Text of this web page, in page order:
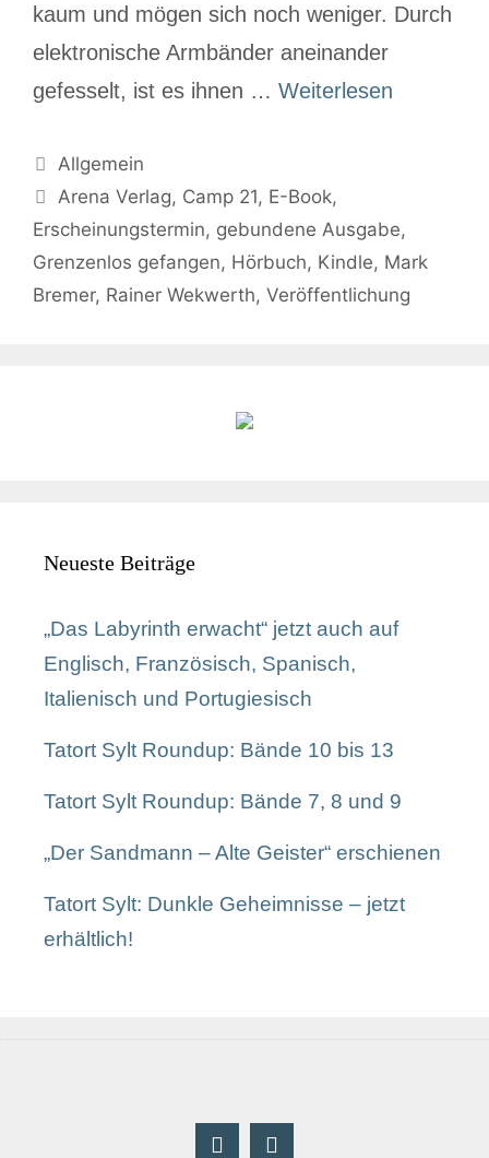
kaum und mögen sich noch weniger. Durch
elektronische Armbänder aneinander
gefesselt, ist es ihnen … Weiterlesen
Allgemein
Arena Verlag, Camp 21, E-Book,
Erscheinungstermin, gebundene Ausgabe,
Grenzenlos gefangen, Hörbuch, Kindle, Mark
Bremer, Rainer Wekwerth, Veröffentlichung
Neueste Beiträge
„Das Labyrinth erwacht“ jetzt auch auf
Englisch, Französisch, Spanisch,
Italienisch und Portugiesisch
Tatort Sylt Roundup: Bände 10 bis 13
Tatort Sylt Roundup: Bände 7, 8 und 9
„Der Sandmann – Alte Geister“ erschienen
Tatort Sylt: Dunkle Geheimnisse – jetzt
erhältlich!